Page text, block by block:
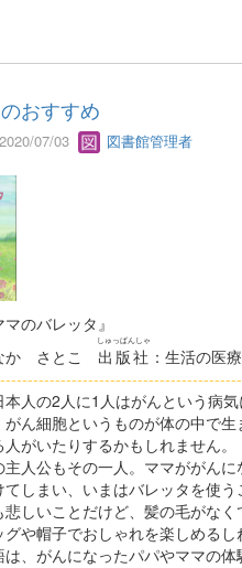
おすすめ
07/03 図書館管理者
マのバレッタ』
か さとこ 出版社
しゅっぱんしゃ
：生活の医
人の2人に1人はがんという病気
ん細胞というものが体の中で
人がいたりするかもしれません。
人公もその一人。ママががん
しまい、いまはバレッタを使う
しいことだけど、髪の毛がな
グや帽子でおしゃれを楽しめる
、がんになったパパやママの体